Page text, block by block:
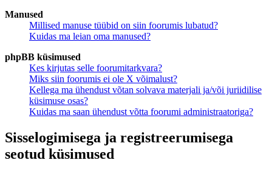
Manused
Millised manuse tüübid on siin foorumis lubatud?
Kuidas ma leian oma manused?
phpBB küsimused
Kes kirjutas selle foorumitarkvara?
Miks siin foorumis ei ole X võimalust?
Kellega ma ühendust võtan solvava materjali ja/või juriidilise
küsimuse osas?
Kuidas ma saan ühendust võtta foorumi administraatoriga?
Sisselogimisega ja registreerumisega
seotud küsimused